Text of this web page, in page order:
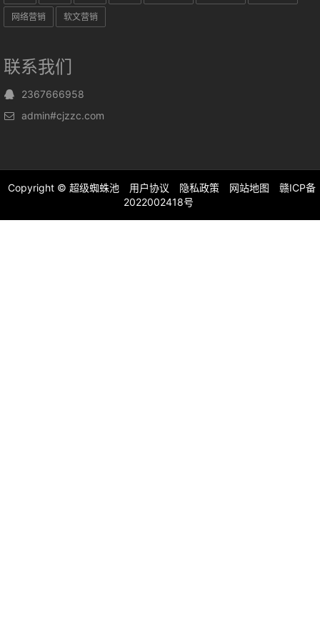
网络营销 软文营销
联系我们
2367666958
admin#cjzzc.com
Copyright © 超级蜘蛛池 用户协议 隐私政策 网站地图
赣ICP备
2022002418号